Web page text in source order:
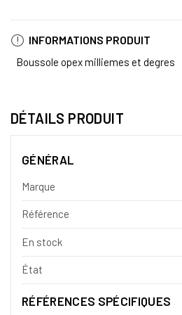
INFORMATIONS PRODUIT
Boussole opex milliemes et degres
DÉTAILS PRODUIT
GÉNÉRAL
Marque
Référence
En stock
État
RÉFÉRENCES SPÉCIFIQUES